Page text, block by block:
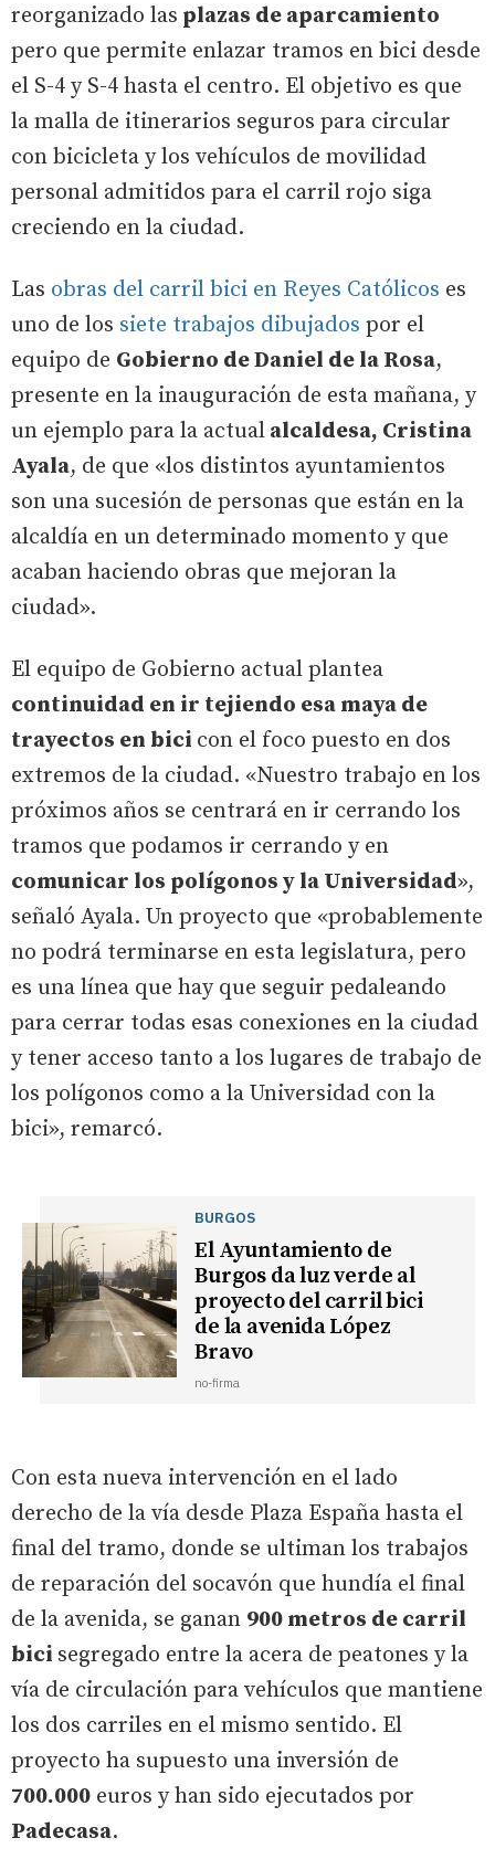
reorganizado las plazas de aparcamiento
pero que permite enlazar tramos en bici desde
el S-4 y S-4 hasta el centro. El objetivo es que
la malla de itinerarios seguros para circular
con bicicleta y los vehículos de movilidad
personal admitidos para el carril rojo siga
creciendo en la ciudad.
Las obras del carril bici en Reyes Católicos es
uno de los siete trabajos dibujados por el
equipo de Gobierno de Daniel de la Rosa,
presente en la inauguración de esta mañana, y
un ejemplo para la actual alcaldesa, Cristina
Ayala, de que «los distintos ayuntamientos
son una sucesión de personas que están en la
alcaldía en un determinado momento y que
acaban haciendo obras que mejoran la
ciudad».
El equipo de Gobierno actual plantea
continuidad en ir tejiendo esa maya de
trayectos en bici con el foco puesto en dos
extremos de la ciudad. «Nuestro trabajo en los
próximos años se centrará en ir cerrando los
tramos que podamos ir cerrando y en
comunicar los polígonos y la Universidad»,
señaló Ayala. Un proyecto que «probablemente
no podrá terminarse en esta legislatura, pero
es una línea que hay que seguir pedaleando
para cerrar todas esas conexiones en la ciudad
y tener acceso tanto a los lugares de trabajo de
los polígonos como a la Universidad con la
bici», remarcó.
BURGOS
El Ayuntamiento de
Burgos da luz verde al
proyecto del carril bici
de la avenida López
Bravo
no-firma
Con esta nueva intervención en el lado
derecho de la vía desde Plaza España hasta el
final del tramo, donde se ultiman los trabajos
de reparación del socavón que hundía el final
de la avenida, se ganan 900 metros de carril
bici segregado entre la acera de peatones y la
vía de circulación para vehículos que mantiene
los dos carriles en el mismo sentido. El
proyecto ha supuesto una inversión de
700.000 euros y han sido ejecutados por
Padecasa.